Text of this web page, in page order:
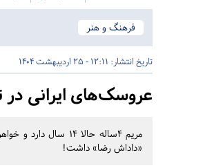
فرهنگ و هنر
تاریخ انتشار: 12:11 - 25 اردیبهشت 1404
عروسک‌های ایرانی در
مریم ۴ساله حالا
«داداش رضا» داشت!